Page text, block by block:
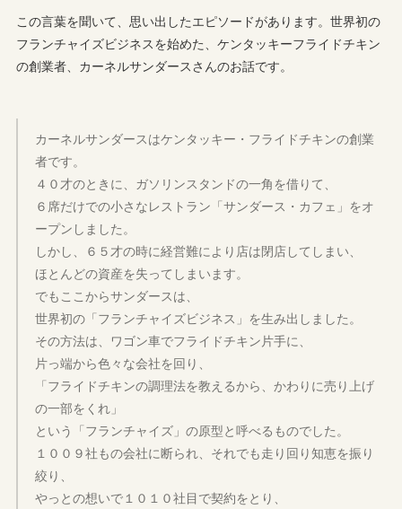
この言葉を聞いて、思い出したエピソードがあります。世界初の
フランチャイズビジネスを始めた、ケンタッキーフライドチキン
の創業者、カーネルサンダースさんのお話です。
カーネルサンダースはケンタッキー・フライドチキンの創業
者です。
４０才のときに、ガソリンスタンドの一角を借りて、
６席だけでの小さなレストラン「サンダース・カフェ」をオ
ープンしました。
しかし、６５才の時に経営難により店は閉店してしまい、
ほとんどの資産を失ってしまいます。
でもここからサンダースは、
世界初の「フランチャイズビジネス」を生み出しました。
その方法は、ワゴン車でフライドチキン片手に、
片っ端から色々な会社を回り、
「フライドチキンの調理法を教えるから、かわりに売り上げ
の一部をくれ」
という「フランチャイズ」の原型と呼べるものでした。
１００９社もの会社に断られ、それでも走り回り知恵を振り
絞り、
やっとの想いで１０１０社目で契約をとり、